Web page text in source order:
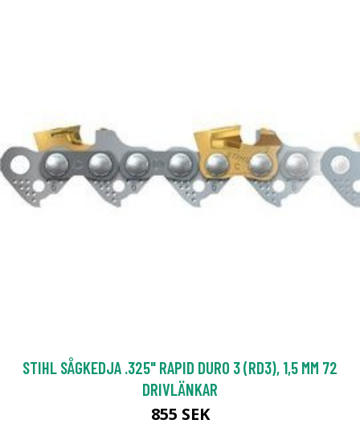
STIHL SÅGKEDJA .325" RAPID DURO 3 (RD3), 1,5 MM 72
DRIVLÄNKAR
855 SEK